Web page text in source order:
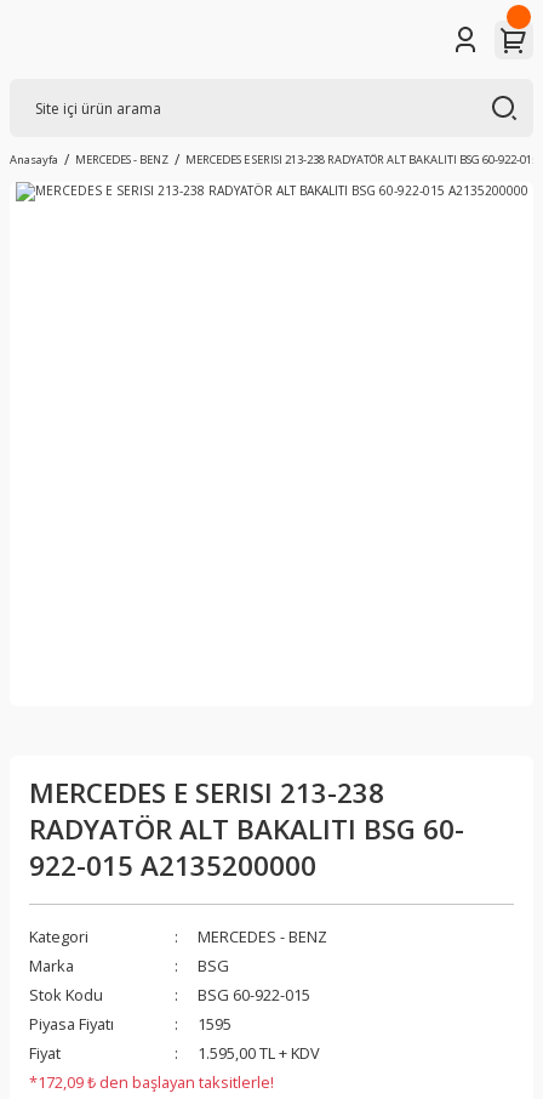
Anasayfa MERCEDES - BENZ MERCEDES E SERISI 213-238 RADYATÖR ALT BAKALITI BSG 60-922-
MERCEDES E SERISI 213-238
RADYATÖR ALT BAKALITI BSG 60-
922-015 A2135200000
Kategori
MERCEDES - BENZ
Marka
BSG
Stok Kodu
BSG 60-922-015
Piyasa Fiyatı
1595
Fiyat
1.595,00 TL + KDV
*172,09 ₺ den başlayan taksitlerle!